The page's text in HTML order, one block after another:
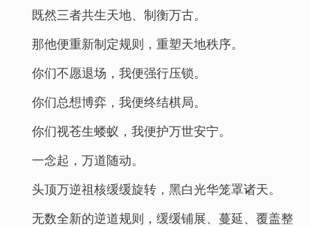
既然三者共生天地、制衡万古。
那他便重新制定规则，重塑天地秩序。
你们不愿退场，我便强行压锁。
你们总想博弈，我便终结棋局。
你们视苍生蝼蚁，我便护万世安宁。
一念起，万道随动。
头顶万逆祖核缓缓旋转，黑白光华笼罩诸天。
无数全新的逆道规则，缓缓铺展、蔓延、覆盖整